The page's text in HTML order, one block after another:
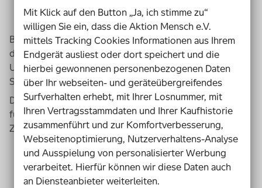
Bei dem Projekt arbeiten Menschen mit,
die früher auf die Kuppelnau-Schule gegangen sind.
Und jetzt schon einen Beruf haben.
Sie sind dieMentorenvon den Schülern.
DieMentorenunterstützen die Schüler
für eine bestimmte Zeit.
Zum Beispiel für zwei Jahre.
Mit Klick auf den Button „Ja, ich stimme zu“
willigen Sie ein, dass die Aktion Mensch e.V.
mittels Tracking Cookies Informationen aus Ihrem
Endgerät ausliest oder dort speichert und die
hierbei gewonnenen personenbezogenen Daten
über Ihr webseiten- und geräteübergreifendes
Surfverhalten erhebt, mit Ihrer Losnummer, mit
Ihren Vertragsstammdaten und Ihrer Kaufhistorie
zusammenführt und zur Komfortverbesserung,
Webseitenoptimierung, Nutzerverhaltens-Analyse
und Ausspielung von personalisierter Werbung
verarbeitet. Hierfür können wir diese Daten auch
an Diensteanbieter weiterleiten.